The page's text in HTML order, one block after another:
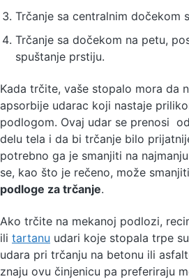
Trčanje sa centralnim dočekom
Trčanje sa dočekom na petu,
spuštanje prstiju.
Kada trčite, vaše stopalo mora da
apsorbije udarac koji nastaje
podlogom. Ovaj udar se prenosi
delu tela i da bi trčanje bilo
potrebno ga je smanjiti na
se, kao što je rečeno, može smanjiti
podloge za trčanje.
Ako trčite na mekanoj podlozi,
ili tartanu udari koje stopala trpe
udara pri trčanju na betonu ili
znaju ovu činjenicu pa preferiraju